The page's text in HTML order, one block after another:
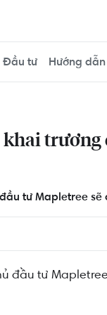
Đầu tư Hướng dẫn
khai
tư Mapletree
đảm bảo
Verandah bạn nên
đầu tư